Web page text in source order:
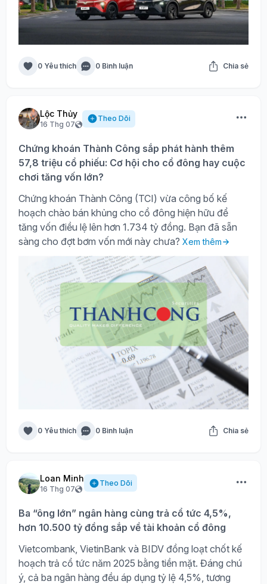
0 Yêu thích 0 Bình luận Chia sẻ
Lộc Thủy
16 Thg 07
Theo Dõi
Chứng khoán Thành Công sắp phát hành thêm
57,8 triệu cổ phiếu: Cơ hội cho cổ đông hay cuộc
chơi tăng vốn lớn?
Chứng khoán Thành Công (TCI) vừa công bố kế
hoạch chào bán khủng cho cổ đông hiện hữu để
tăng vốn điều lệ lên hơn 1.734 tỷ đồng. Bạn đã sẵn
sàng cho đợt bơm vốn mới này chưa? Xem thêm
0 Yêu thích 0 Bình luận Chia sẻ
Loan Minh
16 Thg 07
Theo Dõi
Ba “ông lớn” ngân hàng cùng trả cổ tức 4,5%,
hơn 10.500 tỷ đồng sắp về tài khoản cổ đông
Vietcombank, VietinBank và BIDV đồng loạt chốt kế
hoạch trả cổ tức năm 2025 bằng tiền mặt. Đáng chú
ý, cả ba ngân hàng đều áp dụng tỷ lệ 4,5%, tương